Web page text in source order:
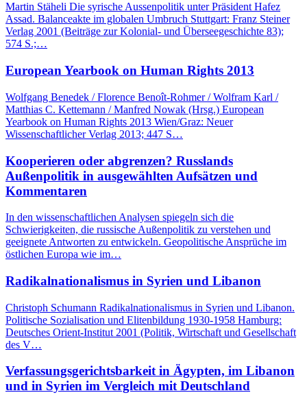
Martin Stäheli Die syrische Aussenpolitik unter Präsident Hafez
Assad. Balanceakte im globalen Umbruch Stuttgart: Franz Steiner
Verlag 2001 (Beiträge zur Kolonial- und Überseegeschichte 83);
574 S.;…
European Yearbook on Human Rights 2013
Wolfgang Benedek / Florence Benoît-Rohmer / Wolfram Karl /
Matthias C. Kettemann / Manfred Nowak (Hrsg.) European
Yearbook on Human Rights 2013 Wien/Graz: Neuer
Wissenschaftlicher Verlag 2013; 447 S…
Kooperieren oder abgrenzen? Russlands
Außenpolitik in ausgewählten Aufsätzen und
Kommentaren
In den wissenschaftlichen Analysen spiegeln sich die
Schwierigkeiten, die russische Außenpolitik zu verstehen und
geeignete Antworten zu entwickeln. Geopolitische Ansprüche im
östlichen Europa wie im…
Radikalnationalismus in Syrien und Libanon
Christoph Schumann Radikalnationalismus in Syrien und Libanon.
Politische Sozialisation und Elitenbildung 1930-1958 Hamburg:
Deutsches Orient-Institut 2001 (Politik, Wirtschaft und Gesellschaft
des V…
Verfassungsgerichtsbarkeit in Ägypten, im Libanon
und in Syrien im Vergleich mit Deutschland